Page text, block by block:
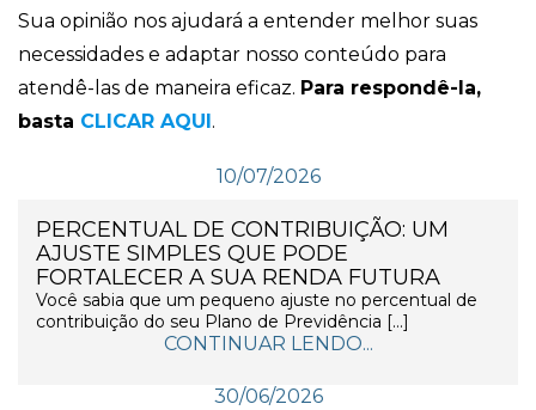
Sua opinião nos ajudará a entender melhor suas
necessidades e adaptar nosso conteúdo para
atendê-las de maneira eficaz. Para respondê-la,
basta CLICAR AQUI.
10/07/2026
PERCENTUAL DE CONTRIBUIÇÃO: UM
AJUSTE SIMPLES QUE PODE
FORTALECER A SUA RENDA FUTURA
Você sabia que um pequeno ajuste no percentual de
contribuição do seu Plano de Previdência […]
CONTINUAR LENDO...
30/06/2026